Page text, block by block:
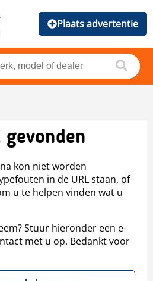
Plaats advertentie
kon niet worden
in de URL staan, of
u te helpen vinden wat u
Stuur hieronder een e-
met u op. Bedankt voor